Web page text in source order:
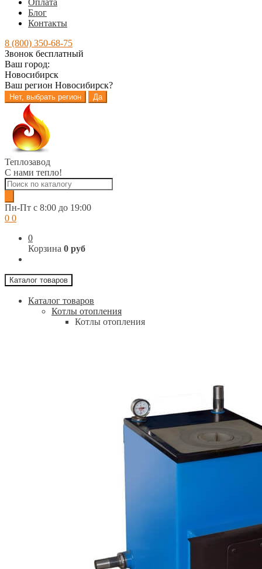
Блог
Контакты
8 (800) 350-68-75
Звонок бесплатный
Ваш город:
Новосибирск
Ваш регион Новосибирск?
Нет, выбрать регион Да
Перейти
навигации
Перейти
содержимому
Теплозавод
С нами тепло!
Поиск
товаров
Пн-Пт c 8:00 до 19:00
0 0
0
Корзина 0 руб
Каталог товаров
Каталог товаров
Котлы отопления
Котлы отопления